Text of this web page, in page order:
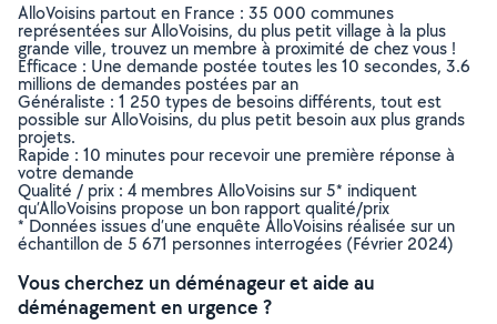
AlloVoisins partout en France : 35 000 communes
représentées sur AlloVoisins, du plus petit village à la plus
grande ville, trouvez un membre à proximité de chez vous !
Efficace : Une demande postée toutes les 10 secondes, 3.6
millions de demandes postées par an
Généraliste : 1 250 types de besoins différents, tout est
possible sur AlloVoisins, du plus petit besoin aux plus grands
projets.
Rapide : 10 minutes pour recevoir une première réponse à
votre demande
Qualité / prix : 4 membres AlloVoisins sur 5* indiquent
qu’AlloVoisins propose un bon rapport qualité/prix
* Données issues d’une enquête AlloVoisins réalisée sur un
échantillon de 5 671 personnes interrogées (Février 2024)
Vous cherchez un déménageur et aide au
déménagement en urgence ?